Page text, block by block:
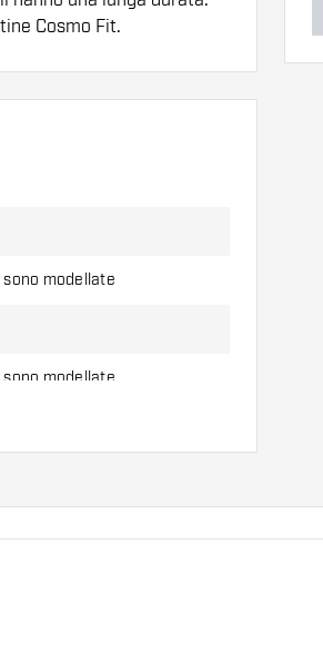
Cosmo Fit.
di alette e di
l'uso.
modellate
modellate